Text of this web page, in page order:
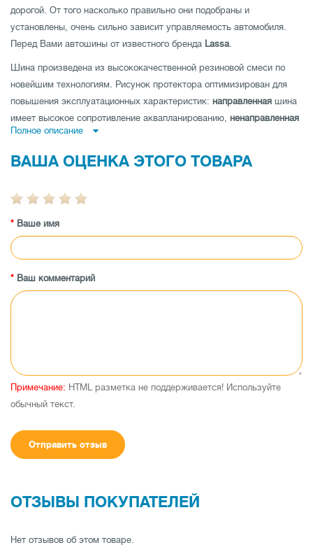
дорогой. От того насколько правильно они подобраны и
установлены, очень сильно зависит управляемость автомобиля.
Перед Вами автошины от известного бренда Lassa.
Шина произведена из высококачественной резиновой смеси по
новейшим технологиям. Рисунок протектора оптимизирован для
повышения эксплуатационных характеристик: направленная шина
имеет высокое сопротивление аквапланированию, ненаправленная
шина- низкий уровень шума и отличные показатели устойчивости
отличную управляемость на мокрой, так и на сухой дороге.
Шина имеет высокую износоустойчивость, а также
нагрузки и скорости.
Заказывайте автошины Lassa Transway 2 215/70 R15C 109/107S по
низкой цене в магазине tireland.com.ua.
Полное описание
ВАША ОЦЕНКА ЭТОГО ТОВАРА
Ваше имя
Ваш комментарий
Примечание: HTML разметка не поддерживается! Используйте
обычный текст.
Отправить отзыв
ОТЗЫВЫ ПОКУПАТЕЛЕЙ
Нет отзывов об этом товаре.